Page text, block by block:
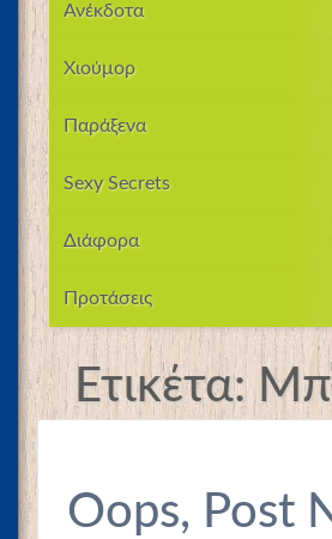
Ανέκδοτα
Χιούμορ
Παράξενα
Sexy Secrets
Διάφορα
Προτάσεις
Ετικέτα:
Oops, Post